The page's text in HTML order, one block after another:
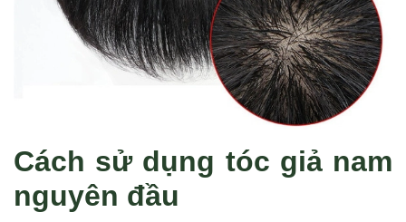
Cách sử dụng tóc giả nam
nguyên đầu